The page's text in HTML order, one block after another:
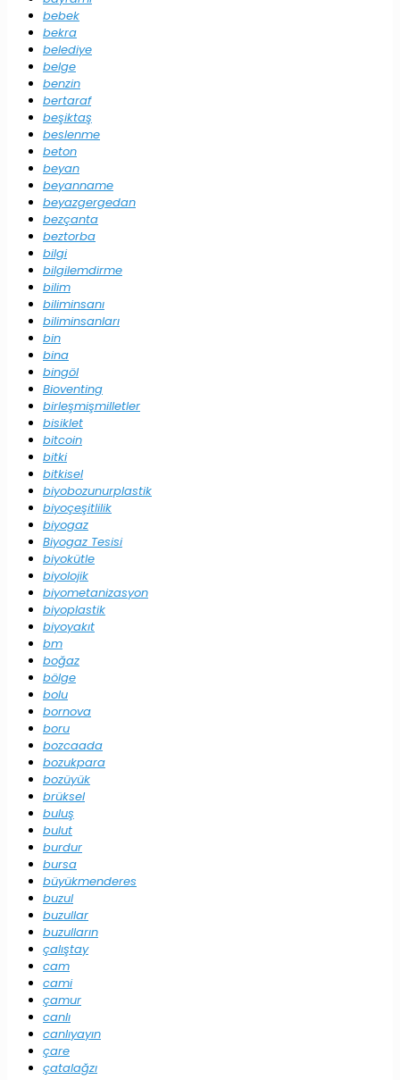
bebek
bekra
belediye
belge
benzin
bertaraf
beşiktaş
beslenme
beton
beyan
beyanname
beyazgergedan
bezçanta
beztorba
bilgi
bilgilemdirme
bilim
biliminsanı
biliminsanları
bin
bina
bingöl
Bioventing
birleşmişmilletler
bisiklet
bitcoin
bitki
bitkisel
biyobozunurplastik
biyoçeşitlilik
biyogaz
Biyogaz Tesisi
biyokütle
biyolojik
biyometanizasyon
biyoplastik
biyoyakıt
bm
boğaz
bölge
bolu
bornova
boru
bozcaada
bozukpara
bozüyük
brüksel
buluş
bulut
burdur
bursa
büyükmenderes
buzul
buzullar
buzulların
çalıştay
cam
cami
çamur
canlı
canlıyayın
çare
çatalağzı